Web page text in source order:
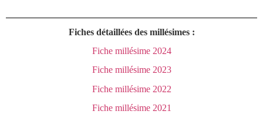
Fiches détaillées des millésimes :
Fiche millésime 2024
Fiche millésime 2023
Fiche millésime 2022
Fiche millésime 2021